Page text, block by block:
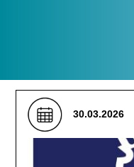
30.03.2026